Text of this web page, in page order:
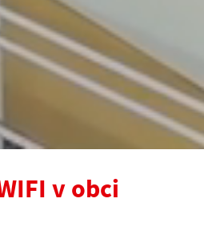
v obci